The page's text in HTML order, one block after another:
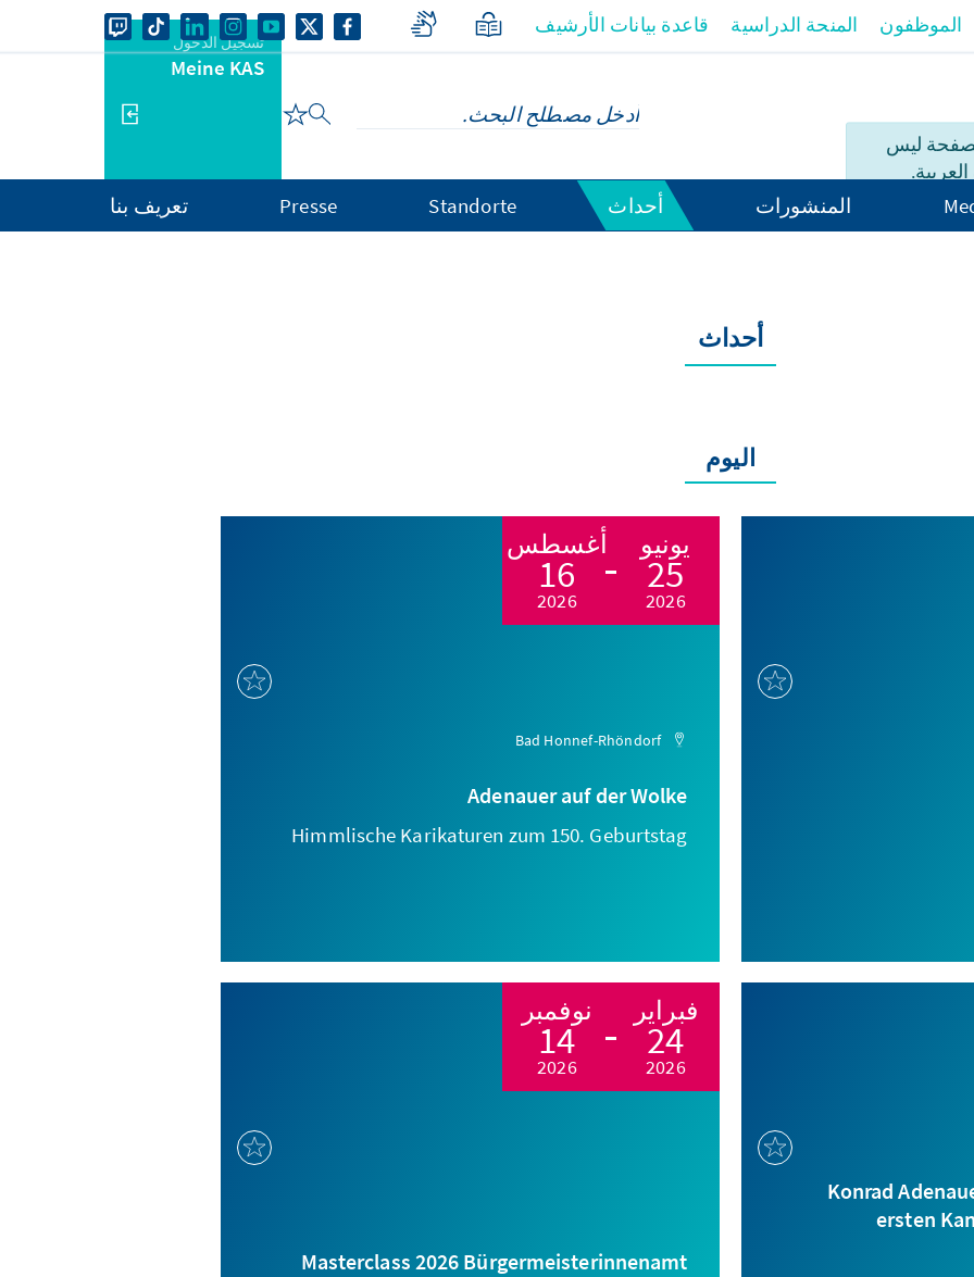
ليس
الموظفون المنحة الدراسية قاعدة بيانات الأرشيف
تسجيل الدخول
Meine KAS
المنشورات أحداث Standorte
Presse تعريف بنا
أحداث
اليوم
يونيو
25
2026
أغسطس
16
2026
Bad Honnef-Rhöndorf
Adenauer auf der Wolke
Himmlische Karikaturen zum 150. Geburtstag
Konrad
ersten
فبراير
24
2026
نوفمبر
14
2026
Masterclass 2026 Bürgermeisterinnenamt